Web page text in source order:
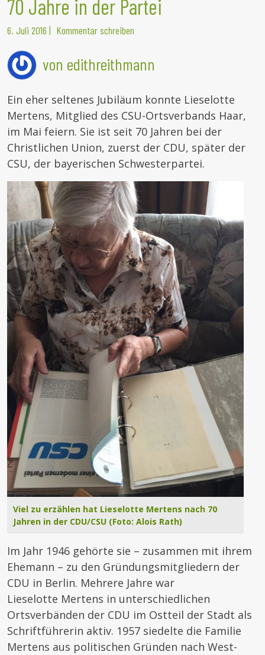
70 Jahre in der Partei
6. Juli 2016 | Kommentar schreiben
von edithreithmann
Ein eher seltenes Jubiläum konnte Lieselotte
Mertens, Mitglied des CSU-Ortsverbands Haar,
im Mai feiern. Sie ist seit 70 Jahren bei der
Christlichen Union, zuerst der CDU, später der
CSU, der bayerischen Schwesterpartei.
Viel zu erzählen hat Lieselotte Mertens nach 70
Jahren in der CDU/CSU (Foto: Alois Rath)
Im Jahr 1946 gehörte sie – zusammen mit ihrem
Ehemann – zu den Gründungsmitgliedern der
CDU in Berlin. Mehrere Jahre war
Lieselotte Mertens in unterschiedlichen
Ortsverbänden der CDU im Ostteil der Stadt als
Schriftführerin aktiv. 1957 siedelte die Familie
Mertens aus politischen Gründen nach West-